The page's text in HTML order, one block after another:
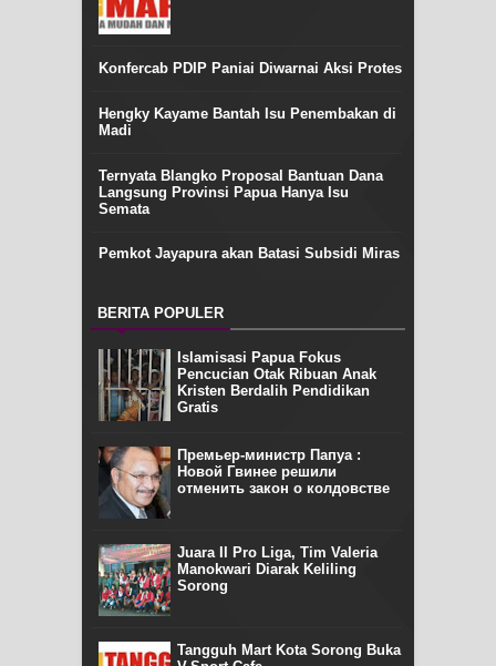
Konfercab PDIP Paniai Diwarnai Aksi Protes
Hengky Kayame Bantah Isu Penembakan di
Madi
Ternyata Blangko Proposal Bantuan Dana
Langsung Provinsi Papua Hanya Isu
Semata
Pemkot Jayapura akan Batasi Subsidi Miras
BERITA POPULER
Islamisasi Papua Fokus
Pencucian Otak Ribuan Anak
Kristen Berdalih Pendidikan
Gratis
Премьер-министр Папуа :
Новой Гвинее решили
отменить закон о колдовстве
Juara II Pro Liga, Tim Valeria
Manokwari Diarak Keliling
Sorong
Tangguh Mart Kota Sorong Buka